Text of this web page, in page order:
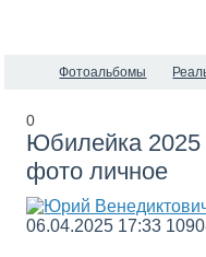
Фотоальбомы
0
Юбилейка
фото личное
06.04.2025 17:33